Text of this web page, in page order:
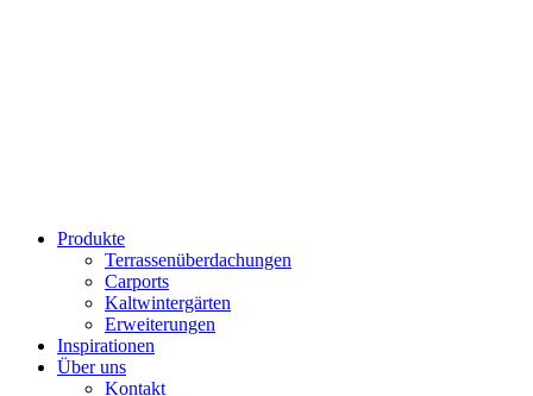
Produkte
Terrassenüberdachungen
Carports
Kaltwintergärten
Erweiterungen
Inspirationen
Über uns
Kontakt